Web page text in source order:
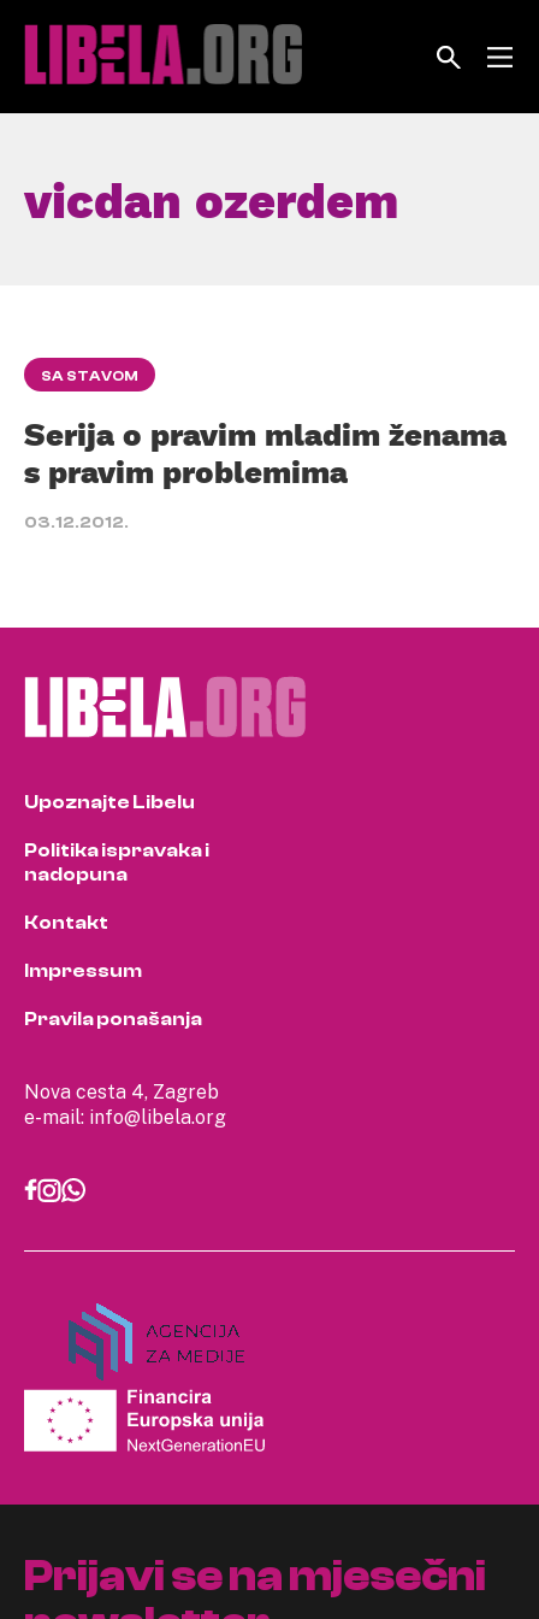
vicdan ozerdem
SA STAVOM
Serija o pravim mladim ženama
s pravim problemima
03.12.2012.
Nova cesta 4, Zagreb
e-mail: info@libela.org
Upoznajte Libelu
Politika ispravaka i
nadopuna
Kontakt
Impressum
Pravila ponašanja
Prijavi se na mjesečni